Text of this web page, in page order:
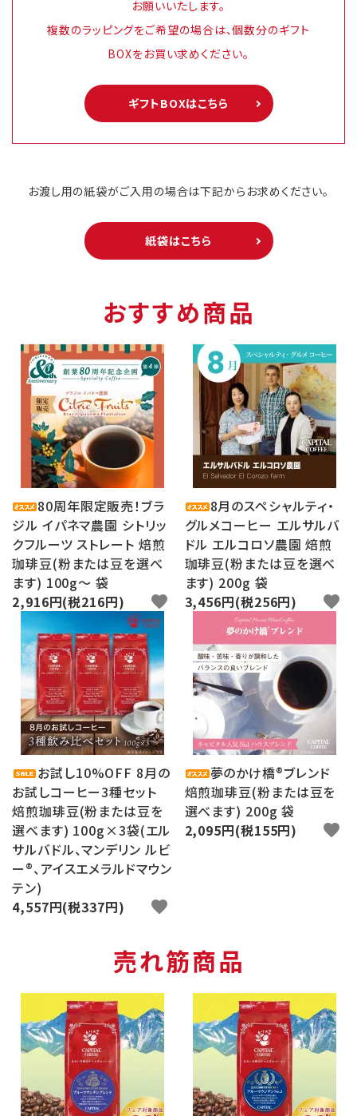
お願いいたします。
複数のラッピングをご希望の場合は、個数分のギフト
BOXをお買い求めください。
ギフトBOXはこちら
お渡し用の紙袋がご入用の場合は下記からお求めください。
紙袋はこちら
おすすめ商品
80周年限定販売！ブラ
ジル イパネマ農園 シトリッ
クフルーツ ストレート 焙煎
珈琲豆(粉または豆を選べ
ます) 100g〜 袋
2,916円(税216円)
favorite
8月のスペシャルティ・
グルメコーヒー エルサルバ
ドル エルコロソ農園 焙煎
珈琲豆(粉または豆を選べ
ます) 200g 袋
3,456円(税256円)
favorite
お試し10%OFF 8月の
お試しコーヒー3種セット
焙煎珈琲豆(粉または豆を
選べます) 100g×3袋(エル
サルバドル、マンデリン ルビ
ー®、アイスエメラルドマウン
テン)
4,557円(税337円)
favorite
夢のかけ橋®ブレンド
焙煎珈琲豆(粉または豆を
選べます) 200g 袋
2,095円(税155円)
favorite
売れ筋商品